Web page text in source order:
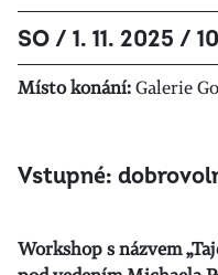
SO / 1. 11. 2025 /
Místo konání:Galerie
Vstupné:
Workshop s názvem